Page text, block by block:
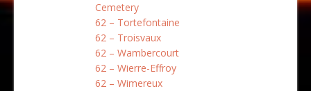
Cemetery
62 – Tortefontaine
62 – Troisvaux
62 – Wambercourt
62 – Wierre-Effroy
62 – Wimereux